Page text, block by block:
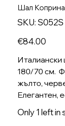
Шал
SKU: SKU
S052S
S052S
Price
€84.00
180/70 см.
жълто,
Елегантен,
Only 1 left in